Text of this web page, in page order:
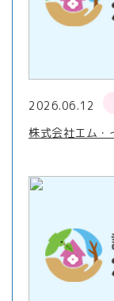
2026.06.12
株式会社エム・